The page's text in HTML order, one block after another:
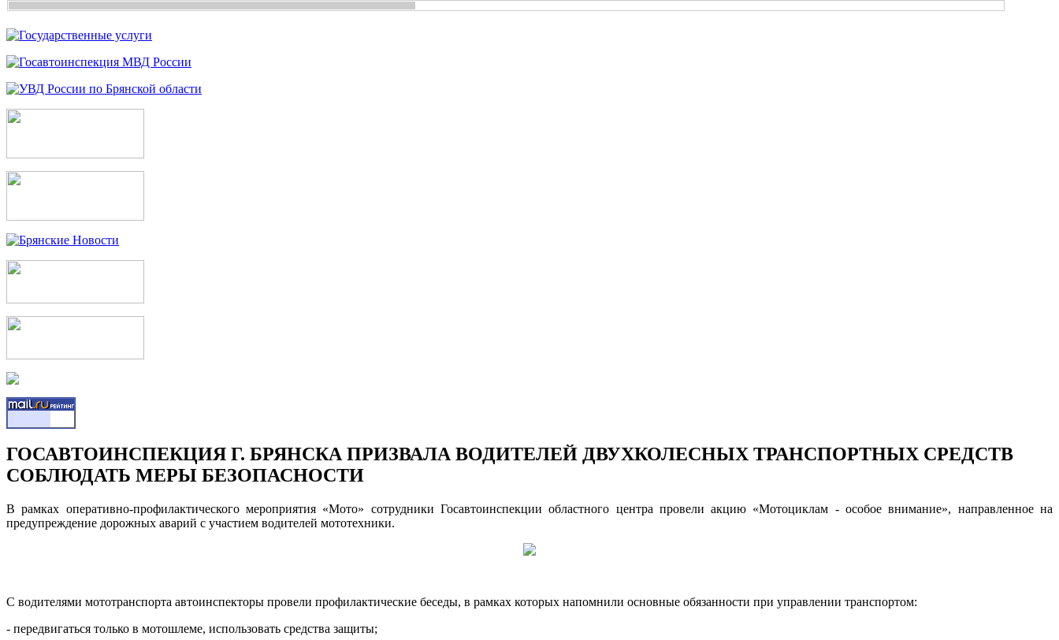
ГОСАВТОИНСПЕКЦИЯ Г. БРЯНСКА ПРИЗВАЛА ВОДИТЕЛЕЙ ДВУХКОЛЕСНЫХ ТРАНСПОРТНЫХ СРЕДСТВ
СОБЛЮДАТЬ МЕРЫ БЕЗОПАСНОСТИ
В рамках оперативно-профилактического мероприятия «Мото» сотрудники Госавтоинспекции областного центра провели акцию «Мотоциклам - особое внимание», направленное на
предупреждение дорожных аварий с участием водителей мототехники.
С водителями мототранспорта автоинспекторы провели профилактические беседы, в рамках которых напомнили основные обязанности при управлении транспортом:
- передвигаться только в мотошлеме, использовать средства защиты;